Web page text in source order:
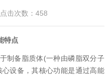
点击次数：458
特点​
制备脂质体(一种由磷脂双分子
设备，其核心功能是通过高能